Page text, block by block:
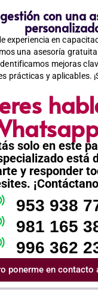
con una
experiencia en
una asesoría
mejoras
prácticas y aplicables.
solo en este
está
y responder
953 938
981 165
996 362
ponerme en contacto